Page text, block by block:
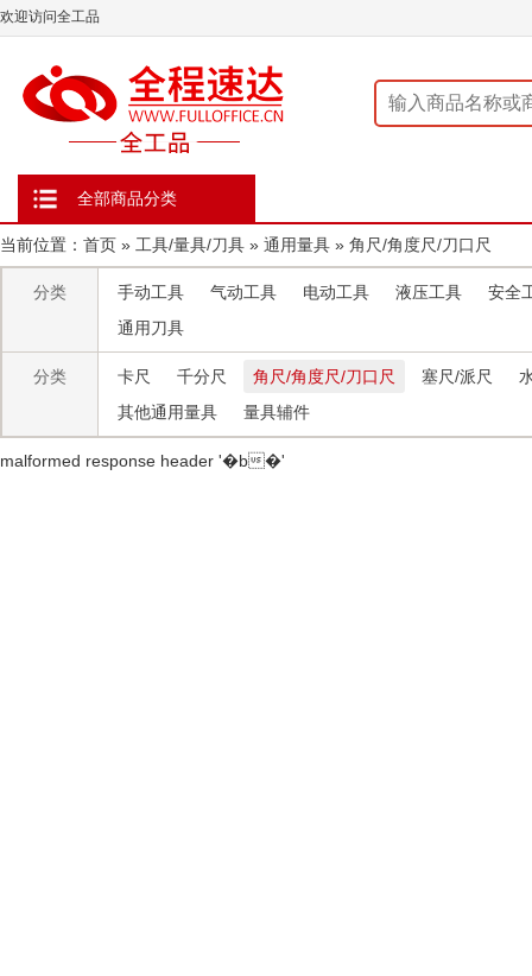
欢迎访问全工品
全部商品分类
当前位置： 首页 » 工具/量具/刀具 » 通用量具 » 角尺/角度尺/刀口尺
分类 手动工具 气动工具 电动工具 液压工具
安全
通用刀具
分类 卡尺 千分尺 角尺/角度尺/刀口尺 塞尺/派尺
其他通用量具
量具辅件
malformed response header ' �b�'